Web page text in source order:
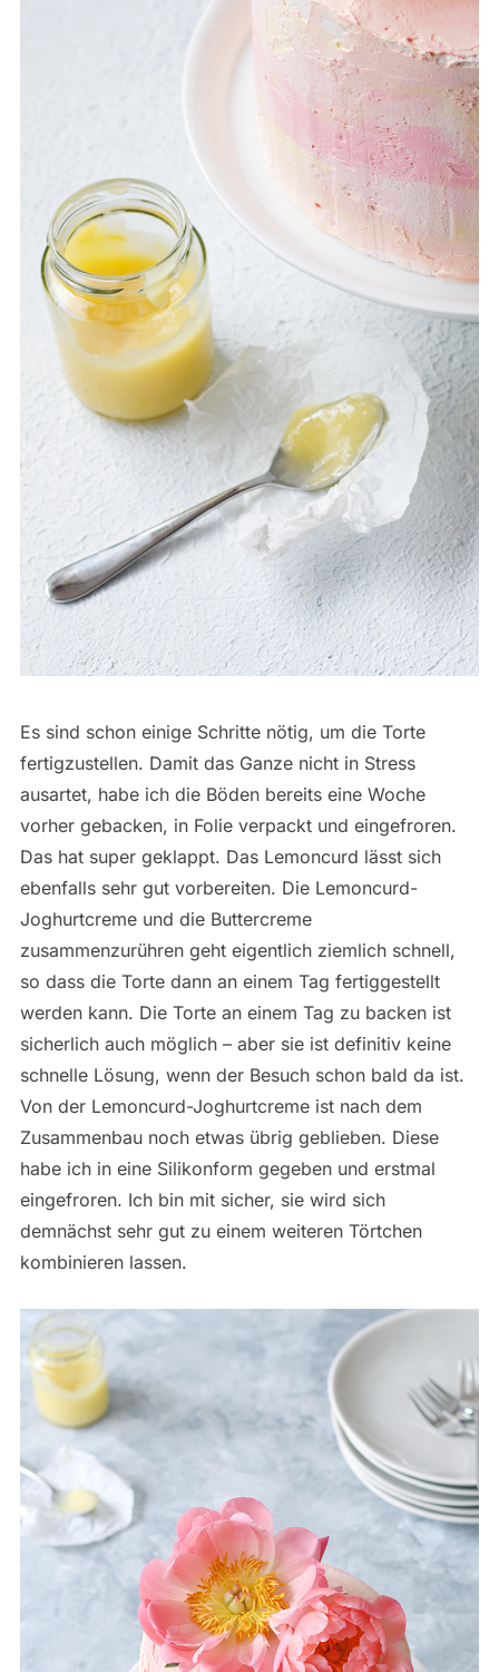
Es sind schon einige Schritte nötig, um die Torte
fertigzustellen. Damit das Ganze nicht in Stress
ausartet, habe ich die Böden bereits eine Woche
vorher gebacken, in Folie verpackt und eingefroren.
Das hat super geklappt. Das Lemoncurd lässt sich
ebenfalls sehr gut vorbereiten. Die Lemoncurd-
Joghurtcreme und die Buttercreme
zusammenzurühren geht eigentlich ziemlich schnell,
so dass die Torte dann an einem Tag fertiggestellt
werden kann. Die Torte an einem Tag zu backen ist
sicherlich auch möglich – aber sie ist definitiv keine
schnelle Lösung, wenn der Besuch schon bald da ist.
Von der Lemoncurd-Joghurtcreme ist nach dem
Zusammenbau noch etwas übrig geblieben. Diese
habe ich in eine Silikonform gegeben und erstmal
eingefroren. Ich bin mit sicher, sie wird sich
demnächst sehr gut zu einem weiteren Törtchen
kombinieren lassen.